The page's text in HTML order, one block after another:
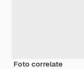
Foto correlate